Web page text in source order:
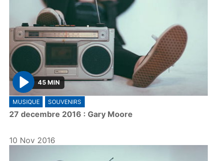
P
l
a
45 MIN
MUSIQUE SOUVENIRS
27 decembre 2016 : Gary Moore
10 Nov 2016